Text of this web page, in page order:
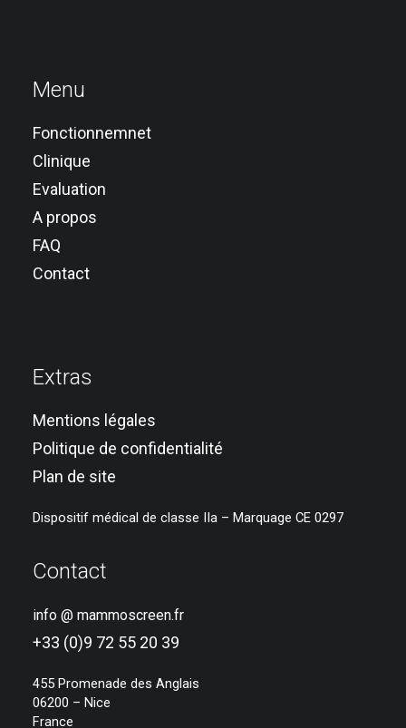
Menu
Fonctionnemnet
Clinique
Evaluation
A propos
FAQ
Contact
Extras
Mentions légales
Politique de confidentialité
Plan de site
Dispositif médical de classe IIa – Marquage CE 0297
Contact
info @ mammoscreen.fr
+33 (0)9 72 55 20 39
455 Promenade des Anglais
06200 – Nice
France